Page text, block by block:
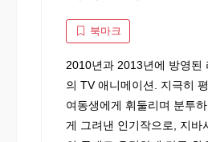
북마크
2010년과 2013년에 방영된
의 TV 애니메이션. 지극히
여동생에게 휘둘리며 분투
게 그려낸 인기작으로, 지바